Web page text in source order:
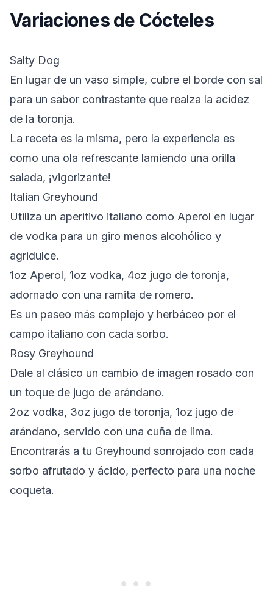
Variaciones de Cócteles
Salty Dog
En lugar de un vaso simple, cubre el borde con sal
para un sabor contrastante que realza la acidez
de la toronja.
La receta es la misma, pero la experiencia es
como una ola refrescante lamiendo una orilla
salada, ¡vigorizante!
Italian Greyhound
Utiliza un aperitivo italiano como Aperol en lugar
de vodka para un giro menos alcohólico y
agridulce.
1oz Aperol, 1oz vodka, 4oz jugo de toronja,
adornado con una ramita de romero.
Es un paseo más complejo y herbáceo por el
campo italiano con cada sorbo.
Rosy Greyhound
Dale al clásico un cambio de imagen rosado con
un toque de jugo de arándano.
2oz vodka, 3oz jugo de toronja, 1oz jugo de
arándano, servido con una cuña de lima.
Encontrarás a tu Greyhound sonrojado con cada
sorbo afrutado y ácido, perfecto para una noche
coqueta.